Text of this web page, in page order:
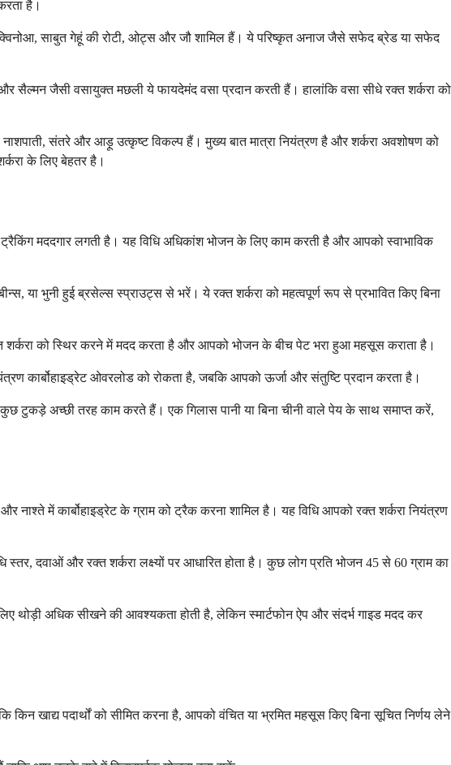
है।
साबुत गेहूं की रोटी, ओट्स और जौ शामिल हैं। ये परिष्कृत अनाज जैसे सफेद ब्रेड या सफेद
जैसी वसायुक्त मछली ये फायदेमंद वसा प्रदान करती हैं। हालांकि वसा सीधे रक्त शर्करा को
संतरे और आड़ू उत्कृष्ट विकल्प हैं। मुख्य बात मात्रा नियंत्रण है और शर्करा अवशोषण को
के लिए बेहतर है।
मददगार लगती है। यह विधि अधिकांश भोजन के लिए काम करती है और आपको स्वाभाविक
या भुनी हुई ब्रसेल्स स्प्राउट्स से भरें। ये रक्त शर्करा को महत्वपूर्ण रूप से प्रभावित किए बिना
शर्करा को स्थिर करने में मदद करता है और आपको भोजन के बीच पेट भरा हुआ महसूस कराता है।
कार्बोहाइड्रेट ओवरलोड को रोकता है, जबकि आपको ऊर्जा और संतुष्टि प्रदान करता है।
टुकड़े अच्छी तरह काम करते हैं। एक गिलास पानी या बिना चीनी वाले पेय के साथ समाप्त करें,
में कार्बोहाइड्रेट के ग्राम को ट्रैक करना शामिल है। यह विधि आपको रक्त शर्करा नियंत्रण
दवाओं और रक्त शर्करा लक्ष्यों पर आधारित होता है। कुछ लोग प्रति भोजन 45 से 60 ग्राम का
थोड़ी अधिक सीखने की आवश्यकता होती है, लेकिन स्मार्टफोन ऐप और संदर्भ गाइड मदद कर
खाद्य पदार्थों को सीमित करना है, आपको वंचित या भ्रमित महसूस किए बिना सूचित निर्णय लेने